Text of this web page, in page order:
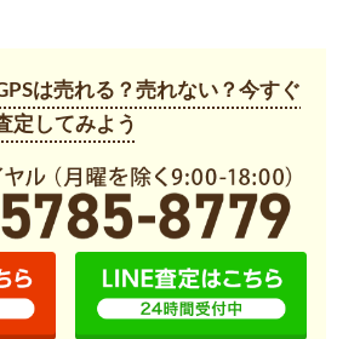
は売れる？売れない？今すぐ
定してみよう